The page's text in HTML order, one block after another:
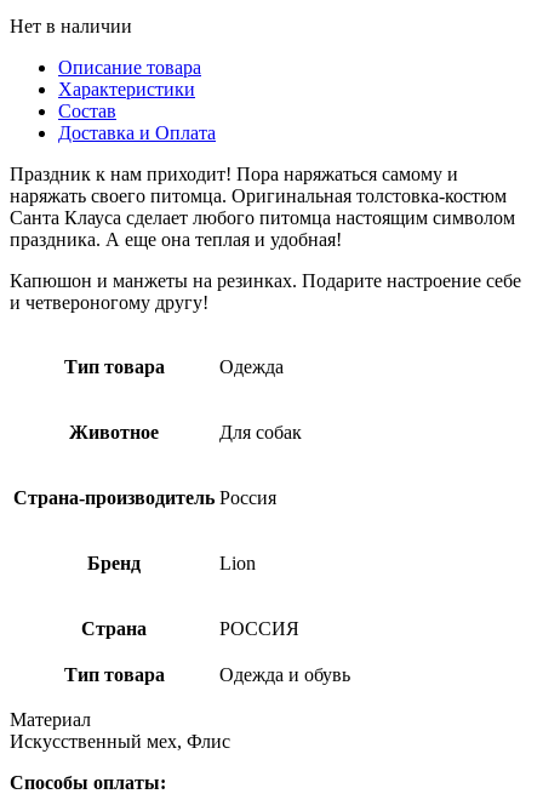
Нет в наличии
Описание товара
Характеристики
Состав
Доставка и Оплата
Праздник к нам приходит! Пора наряжаться самому и
наряжать своего питомца. Оригинальная толстовка-костюм
Санта Клауса сделает любого питомца настоящим символом
праздника. А еще она теплая и удобная!
Капюшон и манжеты на резинках. Подарите настроение себе
и четвероногому другу!
Тип товара Одежда
Животное Для собак
Страна-производитель Россия
Бренд Lion
Страна РОССИЯ
Тип товара Одежда и обувь
Материал
Искусственный мех, Флис
Способы оплаты: